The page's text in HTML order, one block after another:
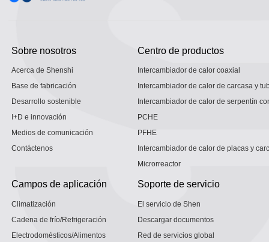
Sobre nosotros
Acerca de Shenshi
Base de fabricación
Desarrollo sostenible
I+D e innovación
Medios de comunicación
Contáctenos
Centro de productos
Intercambiador de calor coaxial
Intercambiador de calor de carcasa y
Intercambiador de calor de serpentín
PCHE
PFHE
Intercambiador de calor de placas y
Microrreactor
Campos de aplicación
Climatización
Cadena de frío/Refrigeración
Electrodomésticos/Alimentos
Soporte de servicio
El servicio de Shen
Descargar documentos
Red de servicios global